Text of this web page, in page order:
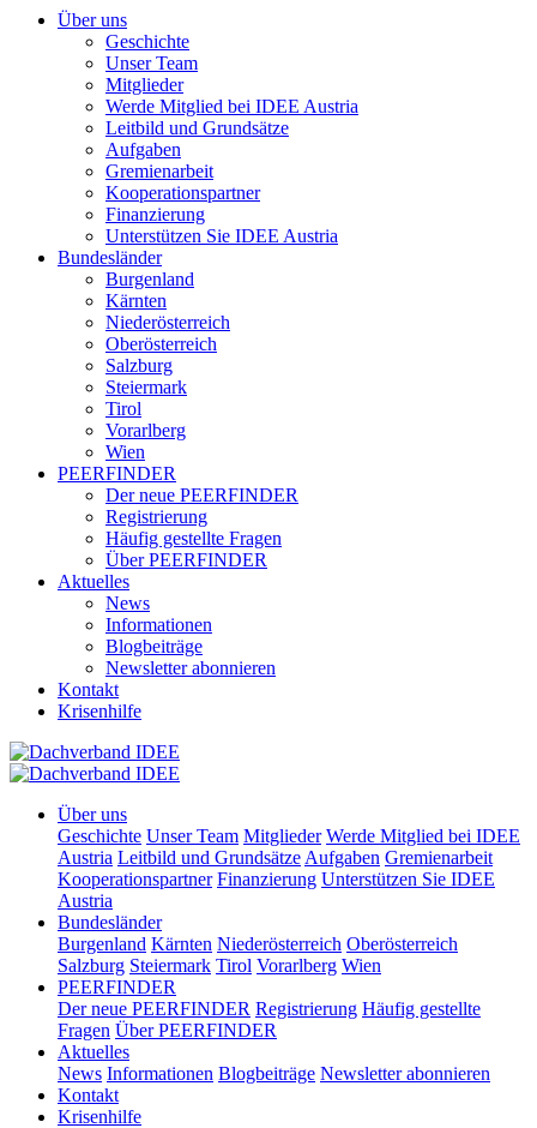
Über uns
Geschichte
Unser Team
Mitglieder
Werde Mitglied bei IDEE Austria
Leitbild und Grundsätze
Aufgaben
Gremienarbeit
Kooperationspartner
Finanzierung
Unterstützen Sie IDEE Austria
Bundesländer
Burgenland
Kärnten
Niederösterreich
Oberösterreich
Salzburg
Steiermark
Tirol
Vorarlberg
Wien
PEERFINDER
Der neue PEERFINDER
Registrierung
Häufig gestellte Fragen
Über PEERFINDER
Aktuelles
News
Informationen
Blogbeiträge
Newsletter abonnieren
Kontakt
Krisenhilfe
Über uns
Geschichte Unser Team Mitglieder Werde Mitglied bei IDEE
Austria Leitbild und Grundsätze Aufgaben Gremienarbeit
Kooperationspartner Finanzierung Unterstützen Sie IDEE
Austria
Bundesländer
Burgenland Kärnten Niederösterreich Oberösterreich
Salzburg Steiermark Tirol Vorarlberg Wien
PEERFINDER
Der neue PEERFINDER Registrierung Häufig gestellte
Fragen Über PEERFINDER
Aktuelles
News Informationen Blogbeiträge Newsletter abonnieren
Kontakt
Krisenhilfe